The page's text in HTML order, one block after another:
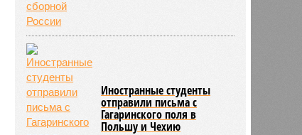
Иностранные студенты
отправили письма с
Гагаринского поля в
Польшу и Чехию